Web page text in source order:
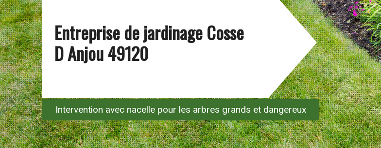
Entreprise de jardinage Cosse
D Anjou 49120
Intervention avec nacelle pour les arbres grands et dangereux